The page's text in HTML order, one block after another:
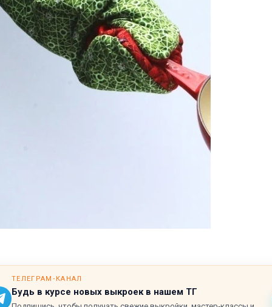
ТЕЛЕГРАМ‑КАНАЛ
Будь в курсе новых выкроек в нашем ТГ